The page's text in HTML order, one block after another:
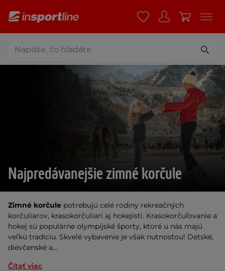
Najpredávanejšie zimné korčule
Zimné korčule potrebujú celé rodiny rekreačných
korčuliarov, krasokorčuliari aj hokejisti. Krasokorčuľovanie a
hokej sú populárne olympijské športy, ktoré u nás majú
veľkú tradíciu. Skvelé vybavenie je však nutnosťou! Detské,
dievčenské a...
Čítať viac